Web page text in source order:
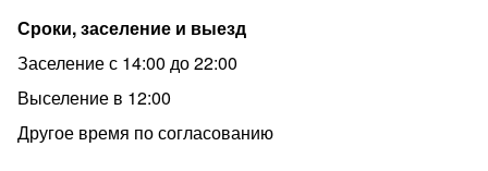
Сроки, заселение и выезд
Заселение с 14:00 до 22:00
Выселение в 12:00
Другое время по согласованию